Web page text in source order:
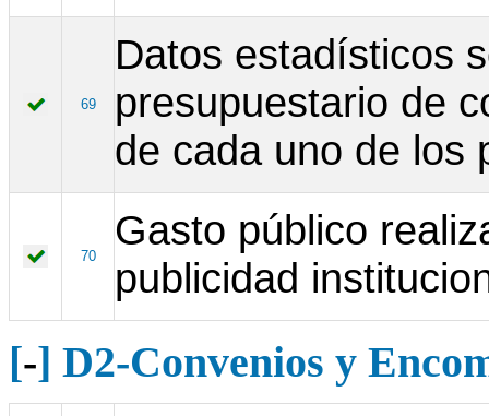
69
Datos estadísticos
presupuestario de
de cada uno de los
70
Gasto público
publicidad
[-] D2-Convenios y